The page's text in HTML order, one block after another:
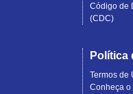
Código de
(CDC)
Política
Termos de
Conheça o